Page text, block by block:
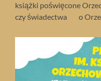
książki poświęcone
czy świadectwa o